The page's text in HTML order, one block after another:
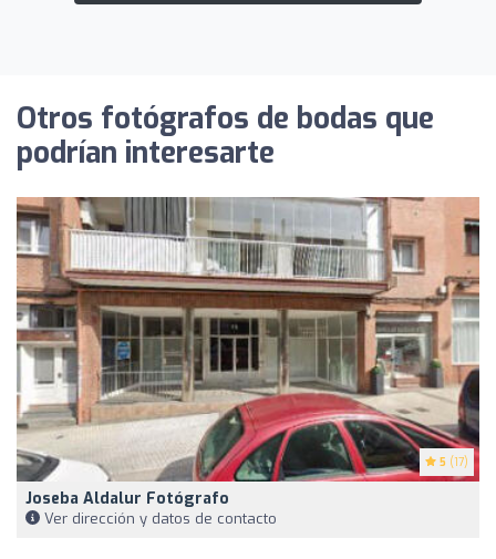
Otros fotógrafos de bodas que
podrían interesarte
5 (17)
Joseba Aldalur Fotógrafo
Ver dirección y datos de contacto